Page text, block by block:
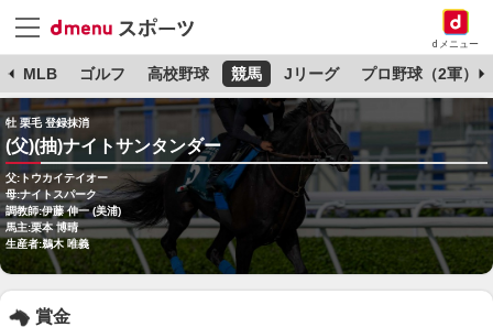
dメニュー
MLB ゴルフ 高校野球 競馬 Jリーグ プロ野球（2軍）
牡 栗毛 登録抹消
(父)(抽)ナイトサンタンダー
父:トウカイテイオー
母:ナイトスパーク
調教師:伊藤 伸一 (美浦)
馬主:栗本 博晴
生産者:鵜木 唯義
賞金